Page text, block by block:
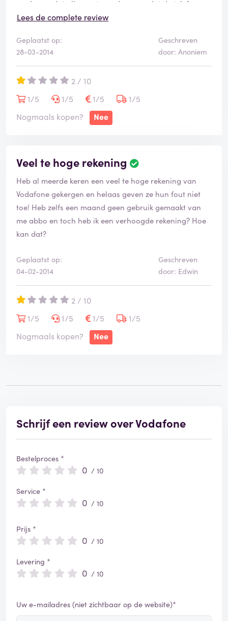
aanhoren dat alles vertraagd was en dat de telefoon
binnen 5 dagen geleverd zou worden.
Ik heb uiteindelijk nog vele malen moeten bellen en
uiteindelijk maar gezegd dat ze die telefoon in hun
#@$ kunnen steken.
Voor mij nooit meer Vodafone
Lees de complete review
Geplaatst op:
28-03-2014
Geschreven
door: Anoniem
2 / 10
1/5
1/5 1/5
1/5
Nogmaals kopen?
Nee
Veel te hoge rekening
Heb al meerde keren een veel te hoge rekening van
Vodafone gekergen en helaas geven ze hun fout niet
toe! Heb zelfs een maand geen gebruik gemaakt van
me abbo en toch heb ik een verhoogde rekening? Hoe
kan dat?
Geplaatst op:
04-02-2014
Geschreven
door: Edwin
2 / 10
1/5
1/5 1/5
1/5
Nogmaals kopen?
Nee
Schrijf een review over Vodafone
Bestelproces *
0 / 10
Service *
0 / 10
Prijs *
0 / 10
Levering *
0 / 10
Uw e-mailadres (niet zichtbaar op de website)*